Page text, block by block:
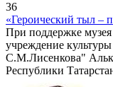
36
«Героический тыл –
При поддержке
учреждение
С.М.Лисенкова"
Республики